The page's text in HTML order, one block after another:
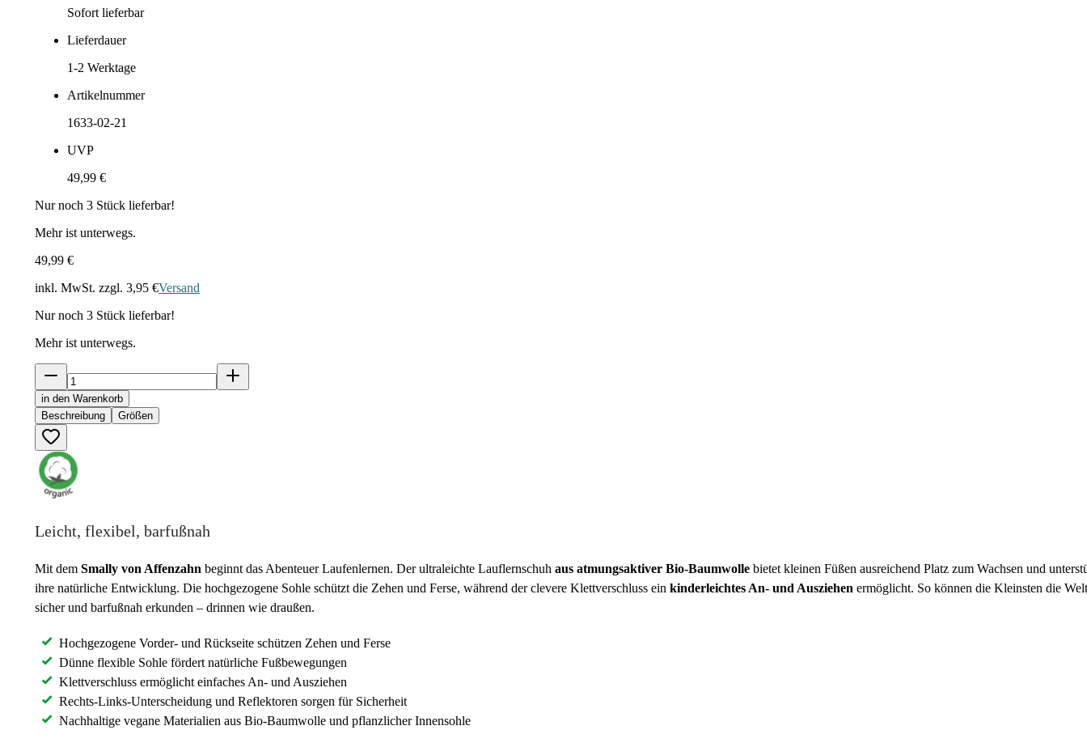
Sofort lieferbar
Lieferdauer
1-2 Werktage
Artikelnummer
1633-02-21
UVP
49,99 €
Nur noch 3 Stück lieferbar!
Mehr ist unterwegs.
49,99 €
inkl. MwSt. zzgl. 3,95 €Versand
Nur noch 3 Stück lieferbar!
Mehr ist unterwegs.
in den Warenkorb
Beschreibung
Größen
Leicht, flexibel, barfußnah
Mit dem Smally von Affenzahn beginnt das Abenteuer Laufenlernen. Der ultraleichte Lauflernschuh aus atmungsaktiver Bio-Baumwolle bietet kleinen Füßen ausreichend Platz zum Wachsen und
ihre natürliche Entwicklung. Die hochgezogene Sohle schützt die Zehen und Ferse, während der clevere Klettverschluss ein kinderleichtes An- und Ausziehen ermöglicht. So können die Kleinsten die Welt
sicher und barfußnah erkunden – drinnen wie draußen.
Hochgezogene Vorder- und Rückseite schützen Zehen und Ferse
Dünne flexible Sohle fördert natürliche Fußbewegungen
Klettverschluss ermöglicht einfaches An- und Ausziehen
Rechts-Links-Unterscheidung und Reflektoren sorgen für Sicherheit
Nachhaltige vegane Materialien aus Bio-Baumwolle und pflanzlicher Innensohle